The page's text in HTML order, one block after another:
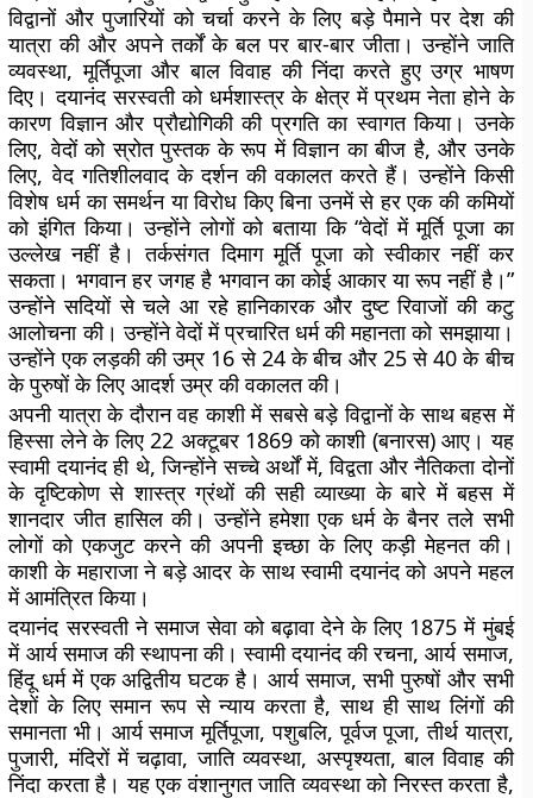
विद्वानों और पुजारियों को चर्चा करने के लिए बड़े पैमाने पर देश की
यात्रा की और अपने तर्कों के बल पर बार-बार जीता। उन्होंने जाति
व्यवस्था, मूर्तिपूजा और बाल विवाह की निंदा करते हुए उग्र भाषण
दिए। दयानंद सरस्वती को धर्मशास्त्र के क्षेत्र में प्रथम नेता होने के
कारण विज्ञान और प्रौद्योगिकी की प्रगति का स्वागत किया। उनके
लिए, वेदों को स्रोत पुस्तक के रूप में विज्ञान का बीज है, और उनके
लिए, वेद गतिशीलवाद के दर्शन की वकालत करते हैं। उन्होंने किसी
विशेष धर्म का समर्थन या विरोध किए बिना उनमें से हर एक की कमियों
को इंगित किया। उन्होंने लोगों को बताया कि “वेदों में मूर्ति पूजा का
उल्लेख नहीं है। तर्कसंगत दिमाग मूर्ति पूजा को स्वीकार नहीं कर
सकता। भगवान हर जगह है भगवान का कोई आकार या रूप नहीं है।”
उन्होंने सदियों से चले आ रहे हानिकारक और दुष्ट रिवाजों की कटु
आलोचना की। उन्होंने वेदों में प्रचारित धर्म की महानता को समझाया।
उन्होंने एक लड़की की उम्र 16 से 24 के बीच और 25 से 40 के बीच
के पुरुषों के लिए आदर्श उम्र की वकालत की।
अपनी यात्रा के दौरान वह काशी में सबसे बड़े विद्वानों के साथ बहस में
हिस्सा लेने के लिए 22 अक्टूबर 1869 को काशी (बनारस) आए। यह
स्वामी दयानंद ही थे, जिन्होंने सच्चे अर्थों में, विद्वता और नैतिकता दोनों
के दृष्टिकोण से शास्त्र ग्रंथों की सही व्याख्या के बारे में बहस में
शानदार जीत हासिल की। उन्होंने हमेशा एक धर्म के बैनर तले सभी
लोगों को एकजुट करने की अपनी इच्छा के लिए कड़ी मेहनत की।
काशी के महाराजा ने बड़े आदर के साथ स्वामी दयानंद को अपने महल
में आमंत्रित किया।
दयानंद सरस्वती ने समाज सेवा को बढ़ावा देने के लिए 1875 में मुंबई
में आर्य समाज की स्थापना की। स्वामी दयानंद की रचना, आर्य समाज,
हिंदू धर्म में एक अद्वितीय घटक है। आर्य समाज, सभी पुरुषों और सभी
देशों के लिए समान रूप से न्याय करता है, साथ ही साथ लिंगों की
समानता भी। आर्य समाज मूर्तिपूजा, पशुबलि, पूर्वज पूजा, तीर्थ यात्रा,
पुजारी, मंदिरों में चढ़ावा, जाति व्यवस्था, अस्पृश्यता, बाल विवाह की
निंदा करता है। यह एक वंशानुगत जाति व्यवस्था को निरस्त करता है,